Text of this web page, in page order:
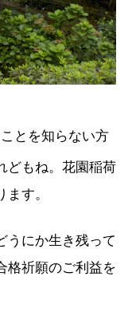
とを知らない方
どもね。花園稲荷
す。
うにか生き残って
格祈願のご利益を